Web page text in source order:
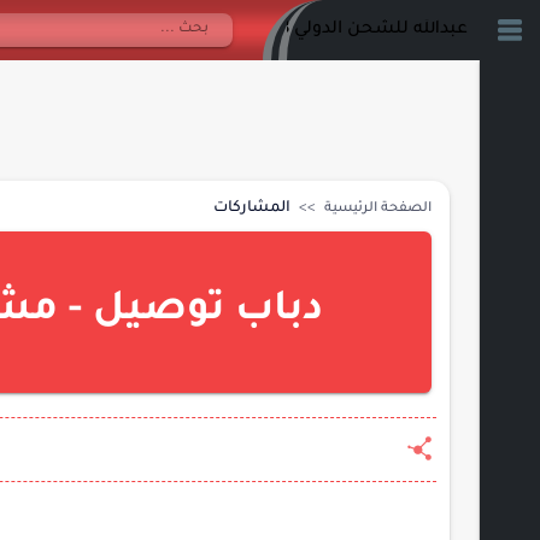
عبدالله للشحن الدولي 0548809028
الصفحة الرئيسية المشاركات
دباب توصيل - مشاوير